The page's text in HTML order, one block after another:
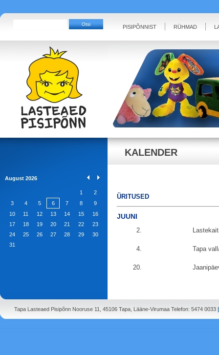
PISIPÕNNIST RÜHMAD
August 2026
1
2
3
4 5 6 7 8
9
10
11 12 13 14 15
16
17
18 19 20 21 22
23
24
25 26 27 28 29
30
31
KALENDER
ÜRITUSED
JUUNI
2.
4. Tapa
20.
Tapa Lasteaed Pisipõnn Nooruse 11, 45106 Tapa, Lääne-Virumaa Telefon: 5474 0033